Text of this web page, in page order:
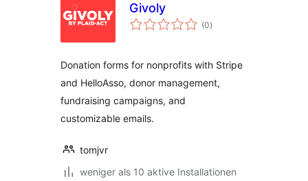
Givoly
(0Bewertungen
insgesamt
)
Donation forms for nonprofits with Stripe
and HelloAsso, donor management,
fundraising campaigns, and
customizable emails.
tomjvr
weniger als 10 aktive Installationen